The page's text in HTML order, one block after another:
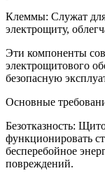
Клеммы: Служат
электрощиту,
Эти компоненты
электрощитового
безопасную
Основные
Безотказность:
функционировать
бесперебойное
повреждений.